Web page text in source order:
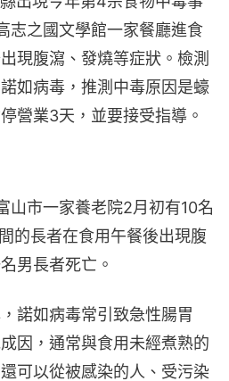
志之國文學館一家餐廳進食
現腹瀉、發燒等症狀。檢測
如病毒，推測中毒原因是蠔
營業3天，並要接受指導。
山市一家養老院2月初有10名
的長者在食用午餐後出現腹
男長者死亡。
諾如病毒常引致急性腸胃
因，通常與食用未經煮熟的
可以從被感染的人、受污染